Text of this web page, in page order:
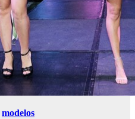
modelos